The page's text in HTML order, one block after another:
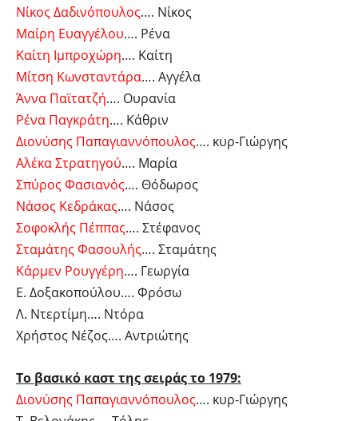
Νίκος Δαδινόπουλος…. Νίκος
Μαίρη Ευαγγέλου…. Ρένα
Καίτη Ιμπροχώρη…. Καίτη
Μίτση Κωνσταντάρα…. Αγγέλα
Άννα Παϊτατζή…. Ουρανία
Ρένα Παγκράτη…. Κάθριν
Διονύσης Παπαγιαννόπουλος…. κυρ-Γιώργης
Αλέκα Στρατηγού…. Μαρία
Σπύρος Φασιανός…. Θόδωρος
Νάσος Κεδράκας…. Νάσος
Σοφοκλής Πέππας…. Στέφανος
Σταμάτης Φασουλής…. Σταμάτης
Κάρμεν Ρουγγέρη…. Γεωργία
Ε. Δοξακοπούλου…. Φρόσω
Λ. Ντερτίμη…. Ντόρα
Χρήστος Νέζος…. Αντριώτης
Το βασικό καστ της σειράς το 1979:
Διονύσης Παπαγιαννόπουλος…. κυρ-Γιώργης